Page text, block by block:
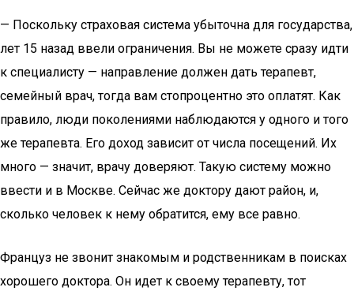
— Поскольку страховая система убыточна для государства,
лет 15 назад ввели ограничения. Вы не можете сразу идти
к специалисту — направление должен дать терапевт,
семейный врач, тогда вам стопроцентно это оплатят. Как
правило, люди поколениями наблюдаются у одного и того
же терапевта. Его доход зависит от числа посещений. Их
много — значит, врачу доверяют. Такую систему можно
ввести и в Москве. Сейчас же доктору дают район, и,
сколько человек к нему обратится, ему все равно.
Француз не звонит знакомым и родственникам в поисках
хорошего доктора. Он идет к своему терапевту, тот